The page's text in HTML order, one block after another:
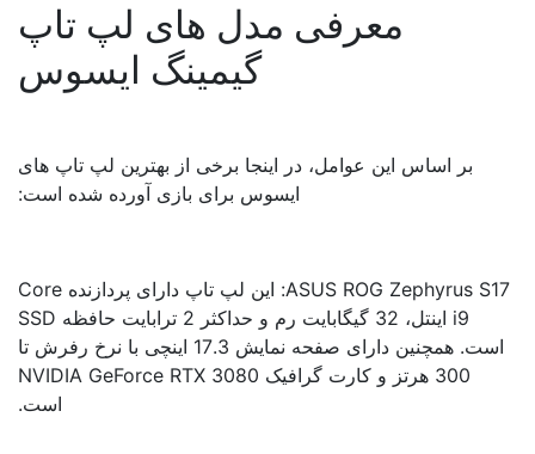
معرفی مدل های لپ تاپ
گیمینگ ایسوس
بر اساس این عوامل، در اینجا برخی از بهترین لپ تاپ های
ایسوس برای بازی آورده شده است:
ASUS ROG Zephyrus S17: این لپ تاپ دارای پردازنده Core
i9 اینتل، 32 گیگابایت رم و حداکثر 2 ترابایت حافظه SSD
است. همچنین دارای صفحه نمایش 17.3 اینچی با نرخ رفرش تا
300 هرتز و کارت گرافیک NVIDIA GeForce RTX 3080
است.